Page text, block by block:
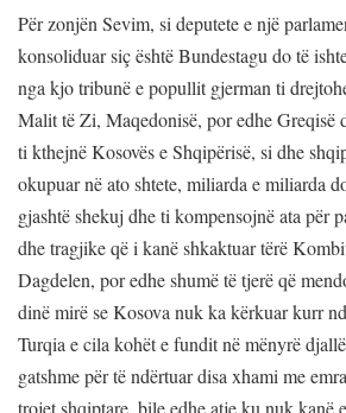
Për zonjën Sevim, si deputete e një
konsoliduar siç është Bundestagu do të
nga kjo tribunë e popullit gjerman ti
Malit të Zi, Maqedonisë, por edhe Greqisë
ti kthejnë Kosovës e Shqipërisë, si dhe
okupuar në ato shtete, miliarda e miliarda
gjashtë shekuj dhe ti kompensojnë ata për
dhe tragjike që i kanë shkaktuar tërë
Dagdelen, por edhe shumë të tjerë që
dinë mirë se Kosova nuk ka kërkuar kurr
Turqia e cila kohët e fundit në mënyrë
gatshme për të ndërtuar disa xhami me
trojet shqiptare, bile edhe atje ku nuk kanë